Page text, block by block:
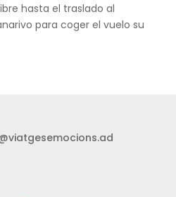
hasta el traslado al
para coger el vuelo su